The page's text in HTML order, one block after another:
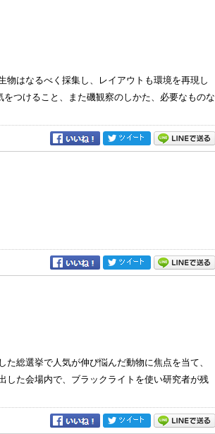
はなるべく採集し、レイアウトも環境を再現し
つけること、また磯観察のしかた、必要なものな
総選挙で人気が伸び悩んだ動物に焦点を当て、
した会場内で、ブラックライトを使い研究者が残